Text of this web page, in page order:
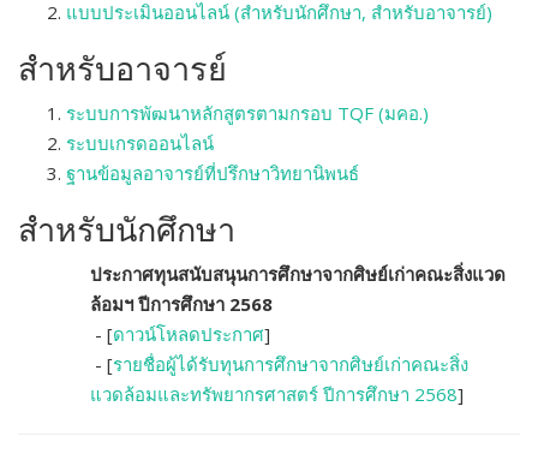
แบบประเมินออนไลน์ (สำหรับนักศึกษา, สำหรับอาจารย์)
สำหรับอาจารย์
ระบบการพัฒนาหลักสูตรตามกรอบ TQF (มคอ.)
ระบบเกรดออนไลน์
ฐานข้อมูลอาจารย์ที่ปรึกษาวิทยานิพนธ์
สำหรับนักศึกษา
ประกาศทุนสนับสนุนการศึกษาจากศิษย์เก่าคณะสิ่งแวด
ล้อมฯ ปีการศึกษา 2568
- [ดาวน์โหลดประกาศ]
- [รายชื่อผู้ได้รับทุนการศึกษาจากศิษย์เก่าคณะสิ่ง
แวดล้อมและทรัพยากรศาสตร์ ปีการศึกษา 2568]